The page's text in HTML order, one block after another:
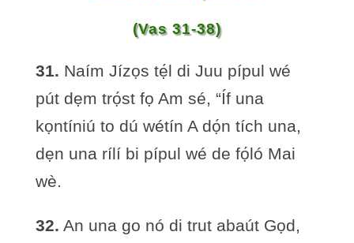
(Vas 31-38)
31. Naím Jízọs tẹ́l di Juu pípul wé
pút dẹm trọ́st fọ Am sé, “Íf una
kọntíniú to dú wétín A dọ́n tích una,
dẹn una rílí bi pípul wé de fọ́ló Mai
wè.
32. An una go nó di trut abaút Gọd,